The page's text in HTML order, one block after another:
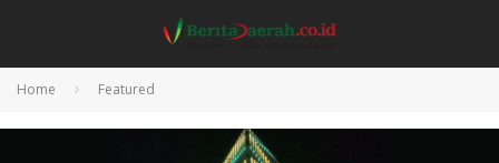
Home Featured